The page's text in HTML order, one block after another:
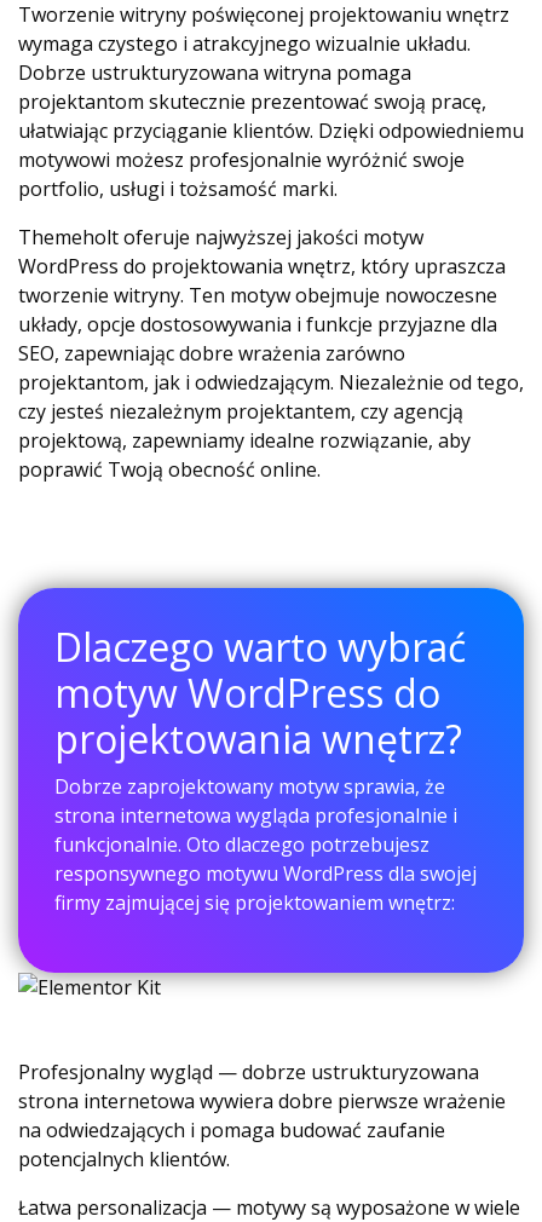
Tworzenie witryny poświęconej projektowaniu wnętrz
wymaga czystego i atrakcyjnego wizualnie układu.
Dobrze ustrukturyzowana witryna pomaga
projektantom skutecznie prezentować swoją pracę,
ułatwiając przyciąganie klientów. Dzięki odpowiedniemu
motywowi możesz profesjonalnie wyróżnić swoje
portfolio, usługi i tożsamość marki.
Themeholt oferuje najwyższej jakości motyw
WordPress do projektowania wnętrz, który upraszcza
tworzenie witryny. Ten motyw obejmuje nowoczesne
układy, opcje dostosowywania i funkcje przyjazne dla
SEO, zapewniając dobre wrażenia zarówno
projektantom, jak i odwiedzającym. Niezależnie od tego,
czy jesteś niezależnym projektantem, czy agencją
projektową, zapewniamy idealne rozwiązanie, aby
poprawić Twoją obecność online.
Dlaczego warto wybrać
motyw WordPress do
projektowania wnętrz?
Dobrze zaprojektowany motyw sprawia, że ​​
strona internetowa wygląda profesjonalnie i
funkcjonalnie. Oto dlaczego potrzebujesz
responsywnego motywu WordPress dla swojej
firmy zajmującej się projektowaniem wnętrz:
Profesjonalny wygląd — dobrze ustrukturyzowana
strona internetowa wywiera dobre pierwsze wrażenie
na odwiedzających i pomaga budować zaufanie
potencjalnych klientów.
Łatwa personalizacja — motywy są wyposażone w wiele